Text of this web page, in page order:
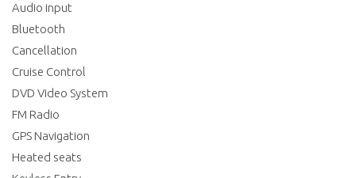
Audio input
Bluetooth
Cancellation
Cruise Control
DVD Video System
FM Radio
GPS Navigation
Heated seats